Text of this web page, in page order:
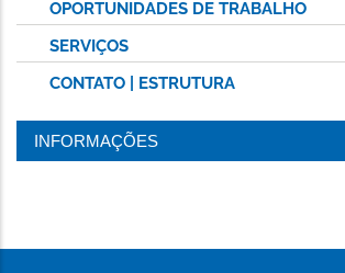
OPORTUNIDADES DE TRABALHO
SERVIÇOS
CONTATO | ESTRUTURA
INFORMAÇÕES